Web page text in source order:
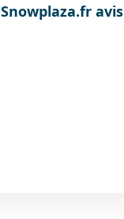
Snowplaza.fr avis